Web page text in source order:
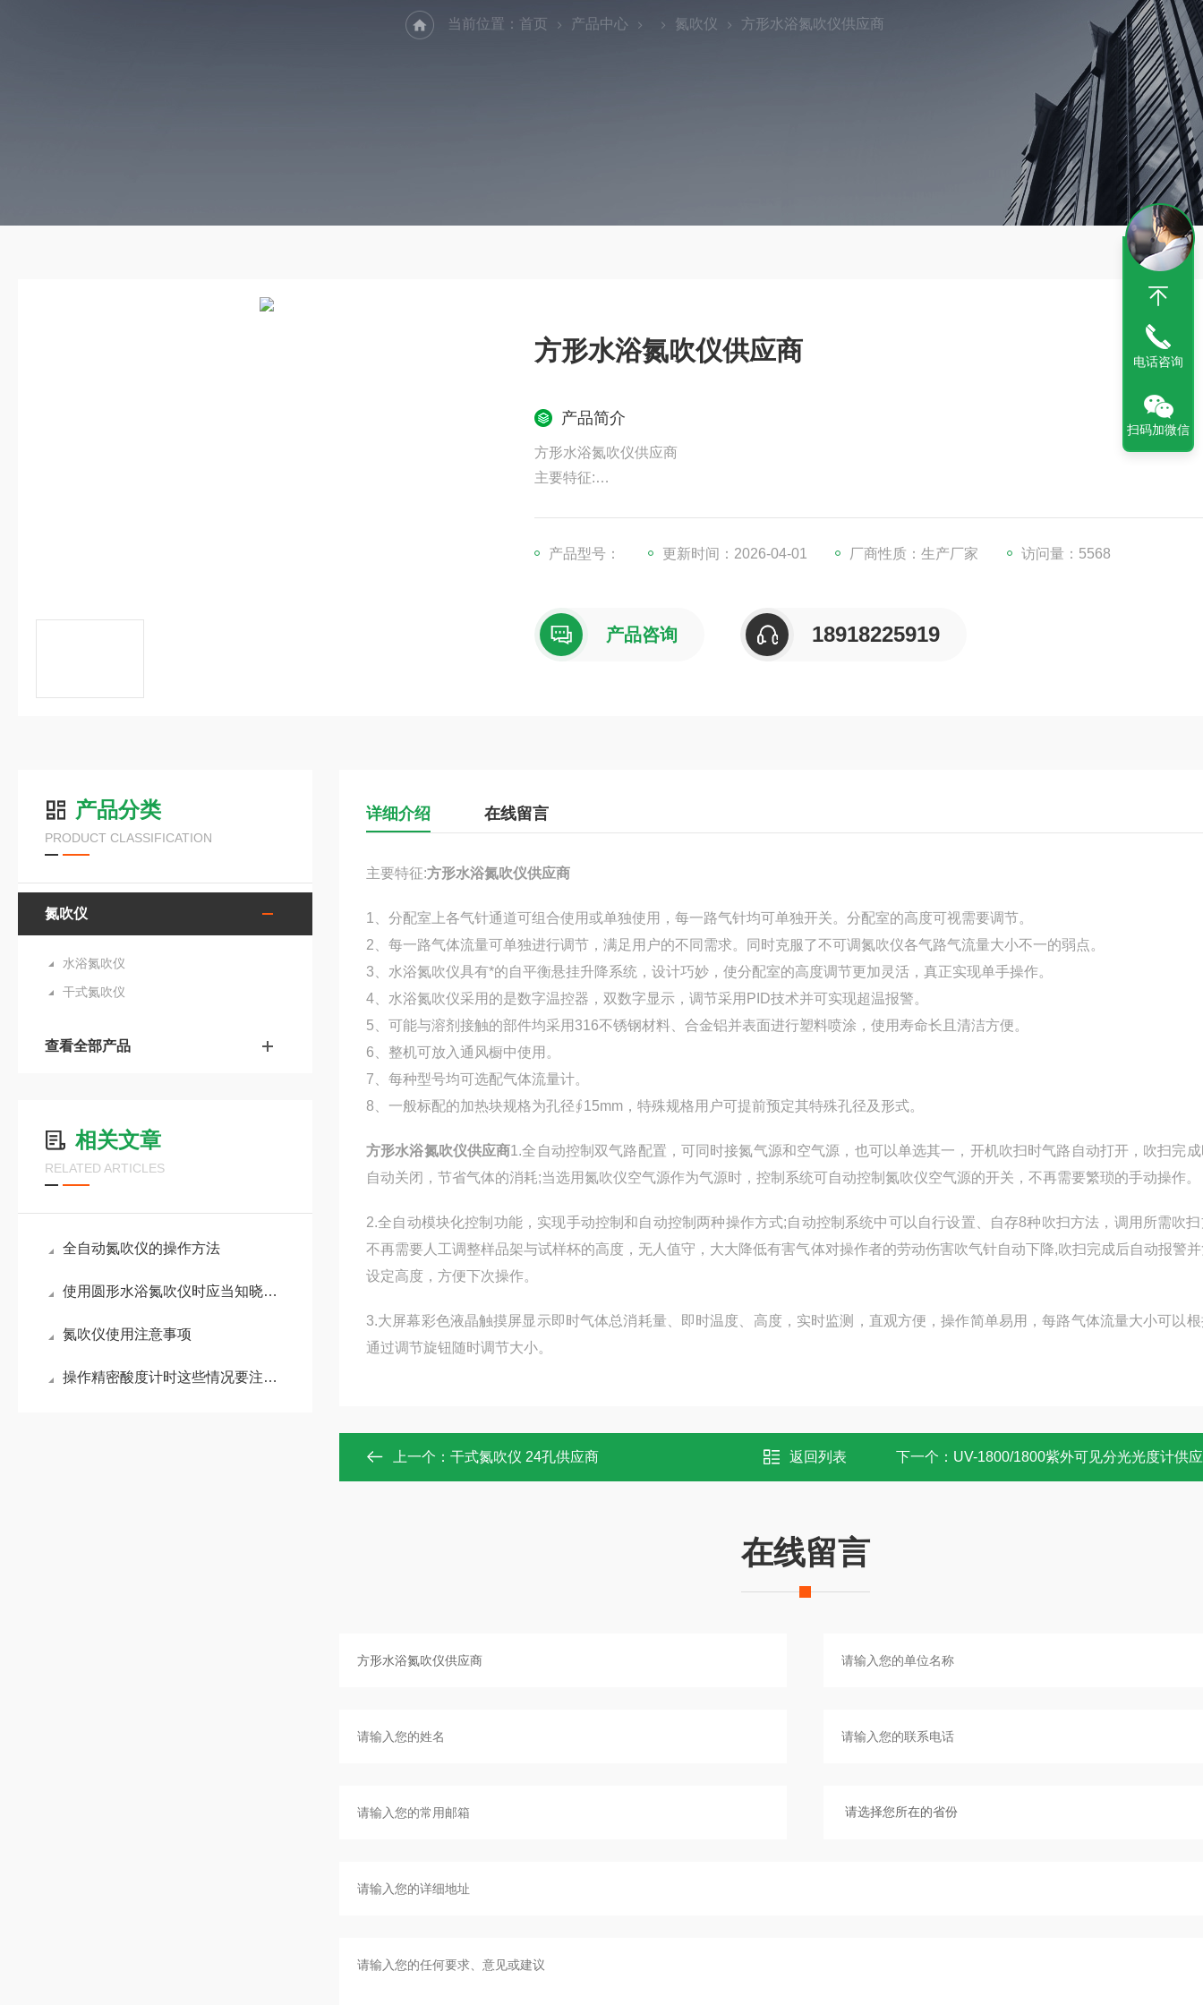
当前位置： 首页 产品中心 氮吹仪 方形水浴氮吹仪供应商
方形水浴氮吹仪供应商
产品简介
方形水浴氮吹仪供应商
主要特征:
2、每一路气体流量可单独进行调节，满足用户的不同需求。同时克服了不可调氮吹仪各气路气流量大小
产品型号： 更新时间：2026-04-01 厂商性质：生产厂家 访问量：5568
产品咨询 18918225919
产品分类
PRODUCT CLASSIFICATION
氮吹仪
水浴氮吹仪
干式氮吹仪
查看全部产品
相关文章
RELATED ARTICLES
全自动氮吹仪的操作方法
使用圆形水浴氮吹仪时应当知晓的安全知识
氮吹仪使用注意事项
操作精密酸度计时这些情况要注意了！
详细介绍 在线留言
主要特征:方形水浴氮吹仪供应商
1、分配室上各气针通道可组合使用或单独使用，每一路气针均可单独开关。分配室的高度可视需要调节。
2、每一路气体流量可单独进行调节，满足用户的不同需求。同时克服了不可调氮吹仪各气路气流量大小不一的弱点。
3、水浴氮吹仪具有*的自平衡悬挂升降系统，设计巧妙，使分配室的高度调节更加灵活，真正实现单手操作。
4、水浴氮吹仪采用的是数字温控器，双数字显示，调节采用PID技术并可实现超温报警。
5、可能与溶剂接触的部件均采用316不锈钢材料、合金铝并表面进行塑料喷涂，使用寿命长且清洁方便。
6、整机可放入通风橱中使用。
7、每种型号均可选配气体流量计。
8、一般标配的加热块规格为孔径∮15mm，特殊规格用户可提前预定其特殊孔径及形式。
方形水浴氮吹仪供应商1.全自动控制双气路配置，可同时接氮气源和空气源，也可以单选其一，开机吹扫时气路自动打开，吹扫完
自动关闭，节省气体的消耗;当选用氮吹仪空气源作为气源时，控制系统可自动控制氮吹仪空气源的开关，不再需要繁琐的手动操作。
2.全自动模块化控制功能，实现手动控制和自动控制两种操作方式;自动控制系统中可以自行设置、自存8种吹扫方法，调用所需吹
不再需要人工调整样品架与试样杯的高度，无人值守，大大降低有害气体对操作者的劳动伤害吹气针自动下降,吹扫完成后自动报警
设定高度，方便下次操作。
3.大屏幕彩色液晶触摸屏显示即时气体总消耗量、即时温度、高度，实时监测，直观方便，操作简单易用，每路气体流量大小可以
通过调节旋钮随时调节大小。
上一个： 干式氮吹仪 24孔供应商 返回列表 下一个： UV-1800/1800紫外可见分光光度计供
在线留言
电话咨询
扫码加微信